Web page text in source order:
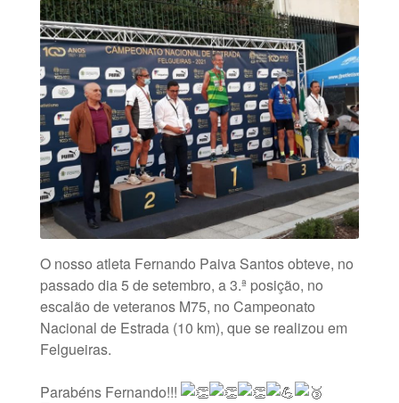
O nosso atleta Fernando Paiva Santos obteve, no
passado dia 5 de setembro, a 3.ª posição, no
escalão de veteranos M75, no Campeonato
Nacional de Estrada (10 km), que se realizou em
Felgueiras.
Parabéns Fernando!!!